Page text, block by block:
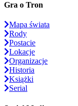
Gra o Tron
Mapa świata
Rody
Postacie
Lokacje
Organizacje
Historia
Książki
Serial